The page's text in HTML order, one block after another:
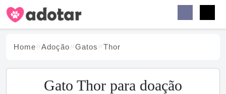
Home Adoção Gatos Thor
Gato Thor para doação